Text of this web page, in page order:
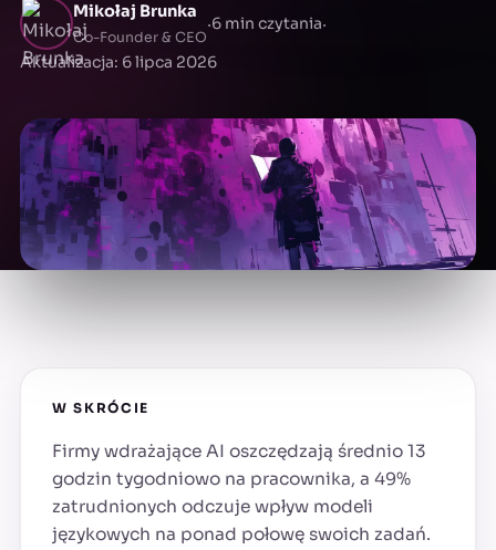
Mikołaj Brunka
Co-Founder & CEO
·6 min czytania·
Aktualizacja: 6 lipca 2026
W SKRÓCIE
Firmy wdrażające AI oszczędzają średnio 13
godzin tygodniowo na pracownika, a 49%
zatrudnionych odczuje wpływ modeli
językowych na ponad połowę swoich zadań.